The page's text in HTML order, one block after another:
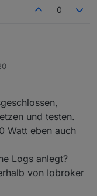
0
Einstellung 2
wieder eine andere
W PV-Leistung
nichts zu tun.
und testen.
Watt eben auch
Logs anlegt?
von Iobroker